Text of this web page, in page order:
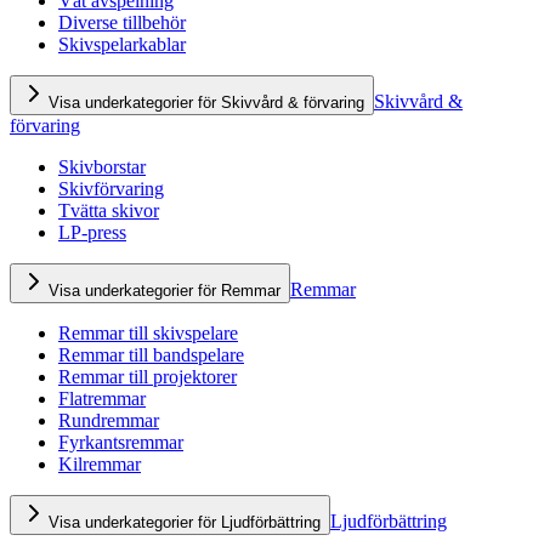
Diverse tillbehör
Skivspelarkablar
Visa underkategorier för Skivvård & förvaring Skivvård &
förvaring
Skivborstar
Skivförvaring
Tvätta skivor
LP-press
Visa underkategorier för Remmar Remmar
Remmar till skivspelare
Remmar till bandspelare
Remmar till projektorer
Flatremmar
Rundremmar
Fyrkantsremmar
Kilremmar
Visa underkategorier för Ljudförbättring Ljudförbättring